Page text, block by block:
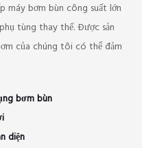
máy bơm bùn công suất lớn
tùng thay thế. Được sản
của chúng tôi có thể đảm
bơm bùn
diện